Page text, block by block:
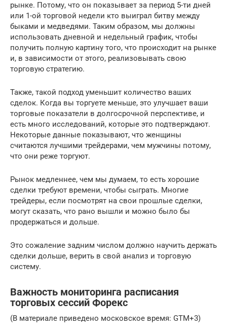
рынке. Потому, что он показывает за период 5-ти дней
или 1-ой торговой недели кто выиграл битву между
быками и медведями. Таким образом, мы должны
использовать дневной и недельный график, чтобы
получить полную картину того, что происходит на рынке
и, в зависимости от этого, реализовывать свою
торговую стратегию.
Также, такой подход уменьшит количество ваших
сделок. Когда вы торгуете меньше, это улучшает ваши
торговые показатели в долгосрочной перспективе, и
есть много исследований, которые это подтверждают.
Некоторые данные показывают, что женщины
считаются лучшими трейдерами, чем мужчины потому,
что они реже торгуют.
Рынок медленнее, чем мы думаем, то есть хорошие
сделки требуют времени, чтобы сыграть. Многие
трейдеры, если посмотрят на свои прошлые сделки,
могут сказать, что рано вышли и можно было бы
продержаться и дольше.
Это сожаление задним числом должно научить держать
сделки дольше, верить в свой анализ и торговую
систему.
Важность мониторинга расписания
торговых сессий Форекс
(В материале приведено московское время: GTM+3)